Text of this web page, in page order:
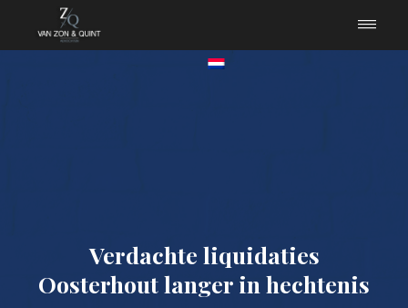
Verdachte liquidaties
Oosterhout langer in hechtenis